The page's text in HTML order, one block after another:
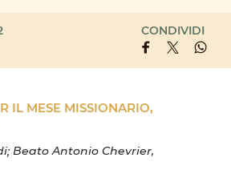
CONDIVIDI
IL MESE MISSIONARIO,
Beato Antonio Chevrier,